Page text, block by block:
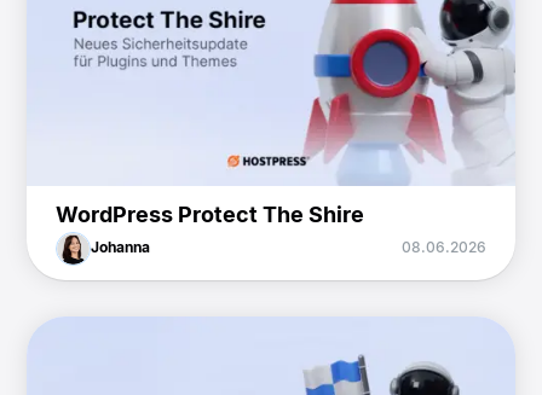
WordPress Protect The Shire
Johanna 08.06.2026